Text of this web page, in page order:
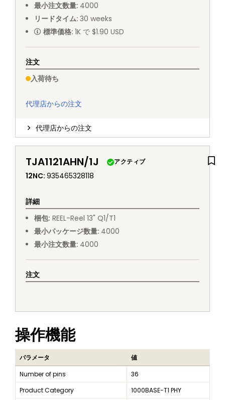
最小注文数量: 4000
リードタイム: 30 weeks
標準価格: 1K で $1.90 USD
注文
入荷待ち
代理店からの注文
代理店からの注文
TJA1121AHN/1J アクティブ
12NC: 935465328118
詳細
梱包: REEL-Reel 13" Q1/T1
最小パッケージ数量: 4000
最小注文数量: 4000
注文
操作機能
パラメータ
値
Number of pins
36
Product Category
1000BASE-T1 PHY